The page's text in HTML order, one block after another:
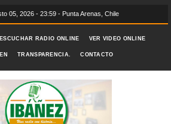
05, 2026 - 23:59 - Punta Arenas, Chile
ESCUCHAR RADIO ONLINE VER VIDEO ONLINE
TRANSPARENCIA. CONTACTO